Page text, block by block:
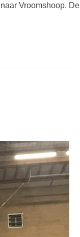
Vroomshoop. De